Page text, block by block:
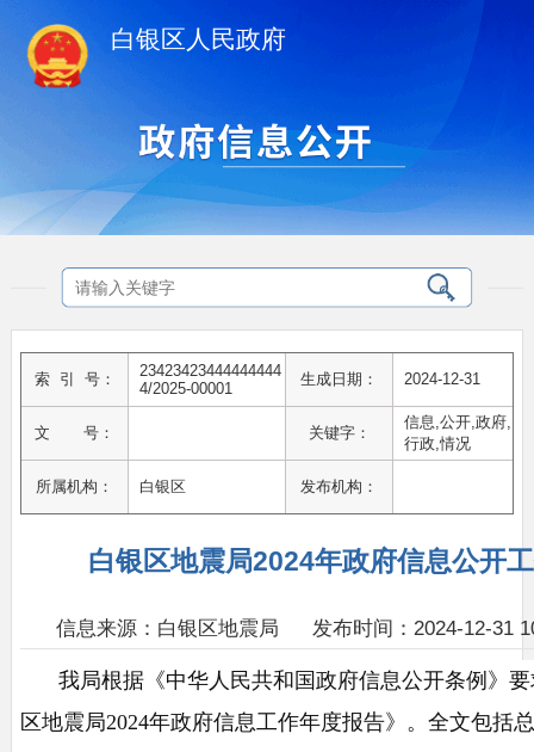
白银区人民政府
索 引 号：
23423423444444444
4/2025-00001
生成日期： 2024-12-31
文 号： 关键字：
信息,公开,政府,
行政,情况
所属机构： 白银区 发布机构：
白银区地震局2024年政府信息公开
信息来源：白银区地震局 发布时间：2024-12-31
我局根据《中华人民共和国政府信息公开条例》
区地震局2024年政府信息工作年度报告》 。全文包括